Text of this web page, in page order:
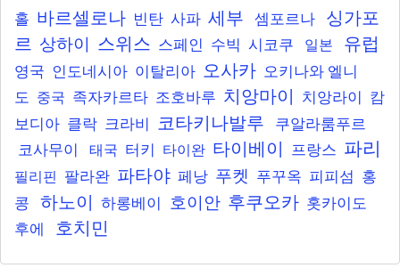
홀 바르셀로나 빈탄 사파 세부 셈포르나
싱가포
르 상하이 스위스 스페인 수빅 시코쿠 일본 유럽
영국 인도네시아 이탈리아 오사카 오키나와 엘니
도 중국 족자카르타 조호바루 치앙마이 치앙라이 캄
보디아 클락 크라비 코타키나발루
쿠알라룸푸르
코사무이
태국 터키 타이완 타이베이 프랑스 파리
필리핀 팔라완 파타야 페낭 푸켓 푸꾸옥 피피섬 홍
콩
하노이 하롱베이 호이안 후쿠오카 홋카이도
후에
호치민